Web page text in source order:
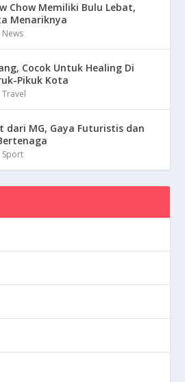
Chow Memiliki Bulu Lebat,
Menariknya
News
Cocok Untuk Healing Di
Pikuk Kota
Travel
dari MG, Gaya Futuristis dan
Sport